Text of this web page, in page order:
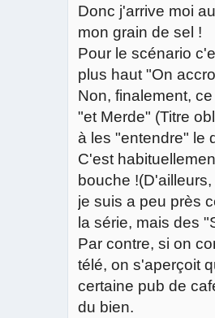
Donc j'arrive moi
mon grain de sel !
Pour le scénario
plus haut "On
Non, finalement,
"et Merde" (Titre
à les "entendre" le
C'est
bouche
je suis a peu près
la série, mais des
Par contre, si on
télé, on s'aperçoit
certaine pub de
du bien.